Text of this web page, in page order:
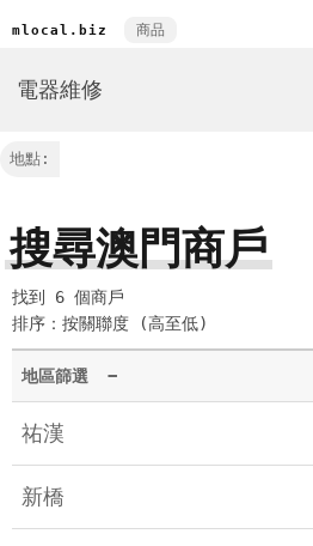
mlocal.biz 商品
地點:
搜尋澳門商戶
找到 6 個商戶
排序：按關聯度 (高至低)
地區篩選 −
祐漢
新橋